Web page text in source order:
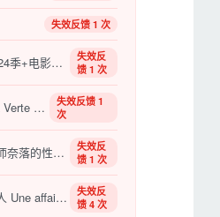
失效反馈 1 次
《南方公园 1-24季+电影版》百度云网盘下载.阿里
失效反
馈 1 次
背后有人-Para Verte Mejor
失效反馈 1
次
RBD-631女教师奈落的性爱奉仕2卯水开流(中文字幕)
失效反
馈 1 次
当男人看上男人 Une affaire de goût【法国】【2000】
失效反
馈 4 次